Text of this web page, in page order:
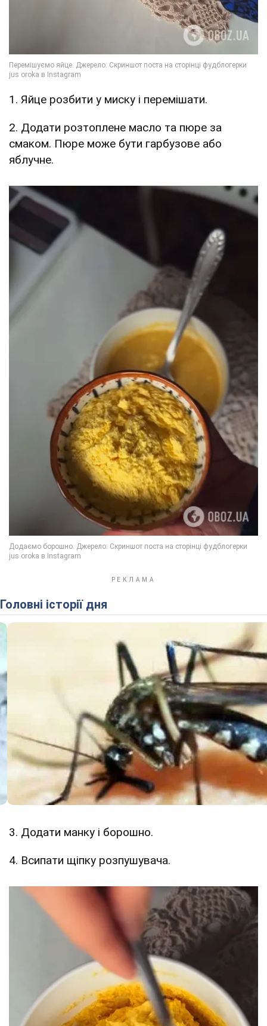
1. Яйце розбити у миску і перемішати.
2. Додати розтоплене масло та пюре за
смаком. Пюре може бути гарбузове або
яблучне.
Головні історії дня
3. Додати манку і борошно.
4. Всипати щіпку розпушувача.